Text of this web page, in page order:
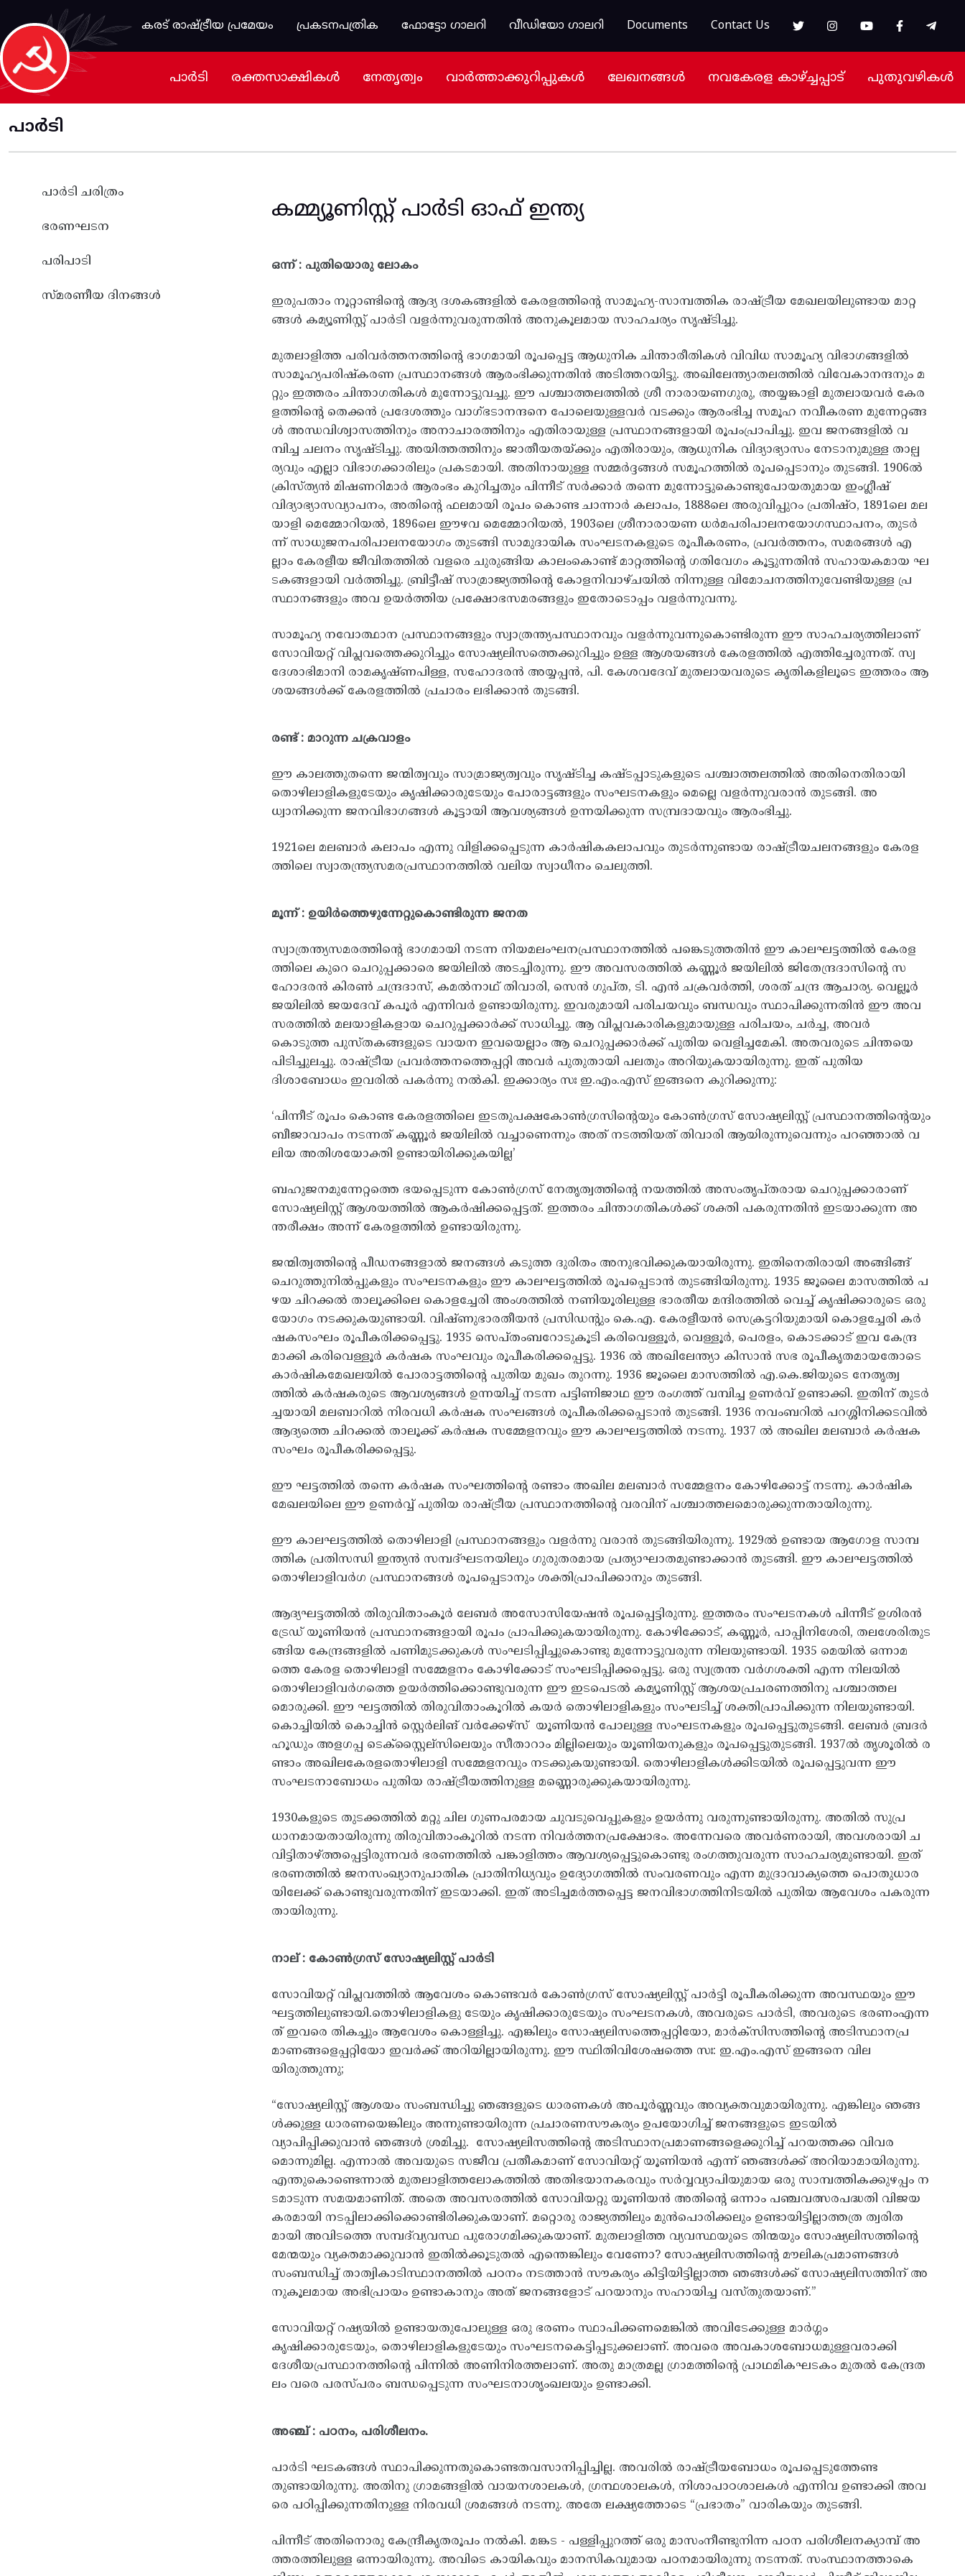
Skip to main content
കരട് രാഷ്ട്രീയ പ്രമേയം
പ്രകടനപത്രിക ഫോട്ടോ ഗാലറി വീഡിയോ ഗാലറി Documents Contact Us
പാർടി രക്തസാക്ഷികൾ നേതൃത്വം വാർത്താക്കുറിപ്പുകൾ ലേഖനങ്ങൾ നവകേരള കാഴ്ച്ചപ്പാട് പുതുവഴികൾ
പാർടി
പാർടി ചരിത്രം
ഭരണഘടന
പരിപാടി
സ്മരണീയ ദിനങ്ങൾ
കമ്മ്യൂണിസ്റ്റ് പാർടി ഓഫ് ഇന്ത്യ
ഒന്ന് : പുതിയൊരു ലോകം
ഇരുപതാം നൂറ്റാണ്ടിന്റെ ആദ്യ ദശകങ്ങളിൽ കേരളത്തിന്റെ സാമൂഹ്യ-സാമ്പത്തിക രാഷ്ട്രീയ മേഖലയിലുണ്ടായ മാറ്റ
ങ്ങൾ കമ്യൂണിസ്റ്റ് പാർടി വളർന്നുവരുന്നതിൻ അനുകൂലമായ സാഹചര്യം സൃഷ്ടിച്ചു.
മുതലാളിത്ത പരിവർത്തനത്തിന്റെ ഭാഗമായി രൂപപ്പെട്ട ആധുനിക ചിന്താരീതികൾ വിവിധ സാമൂഹ്യ വിഭാഗങ്ങളിൽ
സാമൂഹ്യപരിഷ്കരണ പ്രസ്ഥാനങ്ങൾ ആരംഭിക്കുന്നതിൻ അടിത്തറയിട്ടു. അഖിലേന്ത്യാതലത്തിൽ വിവേകാനന്ദനും മ
റ്റും ഇത്തരം ചിന്താഗതികൾ മുന്നോട്ടുവച്ചു. ഈ പശ്ചാത്തലത്തിൽ ശ്രീ നാരായണഗുരു, അയ്യങ്കാളി മുതലായവർ കേര
ളത്തിന്റെ തെക്കൻ പ്രദേശത്തും വാഗ്ഭടാനന്ദനെ പോലെയുള്ളവർ വടക്കും ആരംഭിച്ച സമൂഹ നവീകരണ മുന്നേറ്റങ്ങ
ൾ അന്ധവിശ്വാസത്തിനും അനാചാരത്തിനും എതിരായുള്ള പ്രസ്ഥാനങ്ങളായി രൂപംപ്രാപിച്ചു. ഇവ ജനങ്ങളിൽ വ
മ്പിച്ച ചലനം സൃഷ്ടിച്ചു. അയിത്തത്തിനും ജാതീയതയ്ക്കും എതിരായും, ആധുനിക വിദ്യാഭ്യാസം നേടാനുമുള്ള താല്പ
ര്യവും എല്ലാ വിഭാഗക്കാരിലും പ്രകടമായി. അതിനായുള്ള സമ്മർദ്ദങ്ങൾ സമൂഹത്തിൽ രൂപപ്പെടാനും തുടങ്ങി. 1906ൽ
ക്രിസ്ത്യൻ മിഷണറിമാർ ആരംഭം കുറിച്ചതും പിന്നീട് സർക്കാർ തന്നെ മുന്നോട്ടുകൊണ്ടുപോയതുമായ ഇംഗ്ലീഷ്
വിദ്യാഭ്യാസവ്യാപനം, അതിന്റെ ഫലമായി രൂപം കൊണ്ട ചാന്നാർ കലാപം, 1888ലെ അരുവിപ്പുറം പ്രതിഷ്ഠ, 1891ലെ മല
യാളി മെമ്മോറിയൽ, 1896ലെ ഈഴവ മെമ്മോറിയൽ, 1903ലെ ശ്രീനാരായണ ധർമപരിപാലനയോഗസ്ഥാപനം, തുടർ
ന്ന് സാധുജനപരിപാലനയോഗം തുടങ്ങി സാമുദായിക സംഘടനകളുടെ രൂപീകരണം, പ്രവർത്തനം, സമരങ്ങൾ എ
ല്ലാം കേരളീയ ജീവിതത്തിൽ വളരെ ചുരുങ്ങിയ കാലംകൊണ്ട് മാറ്റത്തിന്റെ ഗതിവേഗം കൂട്ടുന്നതിൻ സഹായകമായ ഘ
ടകങ്ങളായി വർത്തിച്ചു. ബ്രിട്ടീഷ് സാമ്രാജ്യത്തിന്റെ കോളനിവാഴ്ചയിൽ നിന്നുള്ള വിമോചനത്തിനുവേണ്ടിയുള്ള പ്ര
സ്ഥാനങ്ങളും അവ ഉയർത്തിയ പ്രക്ഷോഭസമരങ്ങളും ഇതോടൊപ്പം വളർന്നുവന്നു.
സാമൂഹ്യ നവോത്ഥാന പ്രസ്ഥാനങ്ങളും സ്വാത്രന്ത്യപസ്ഥാനവും വളർന്നുവന്നുകൊണ്ടിരുന്ന ഈ സാഹചര്യത്തിലാണ്
സോവിയറ്റ് വിപ്ലവത്തെക്കുറിച്ചും സോഷ്യലിസത്തെക്കുറിച്ചും ഉള്ള ആശയങ്ങൾ കേരളത്തിൽ എത്തിച്ചേരുന്നത്. സ്വ
ദേശാഭിമാനി രാമകൃഷ്ണപിള്ള, സഹോദരൻ അയ്യപ്പൻ, പി. കേശവദേവ് മുതലായവരുടെ കൃതികളിലൂടെ ഇത്തരം ആ
ശയങ്ങൾക്ക് കേരളത്തിൽ പ്രചാരം ലഭിക്കാൻ തുടങ്ങി.
രണ്ട് : മാറുന്ന ചക്രവാളം
ഈ കാലത്തുതന്നെ ജന്മിത്വവും സാമ്രാജ്യത്വവും സൃഷ്ടിച്ച കഷ്ടപ്പാടുകളുടെ പശ്ചാത്തലത്തിൽ അതിനെതിരായി
തൊഴിലാളികളുടേയും കൃഷിക്കാരുടേയും പോരാട്ടങ്ങളും സംഘടനകളും മെല്ലെ വളർന്നുവരാൻ തുടങ്ങി. അ
ധ്വാനിക്കുന്ന ജനവിഭാഗങ്ങൾ കൂട്ടായി ആവശ്യങ്ങൾ ഉന്നയിക്കുന്ന സമ്പ്രദായവും ആരംഭിച്ചു.
1921ലെ മലബാർ കലാപം എന്നു വിളിക്കപ്പെടുന്ന കാർഷികകലാപവും തുടർന്നുണ്ടായ രാഷ്ട്രീയചലനങ്ങളും കേരള
ത്തിലെ സ്വാതന്ത്ര്യസമരപ്രസ്ഥാനത്തിൽ വലിയ സ്വാധീനം ചെലുത്തി.
മൂന്ന് : ഉയിർത്തെഴുന്നേറ്റുകൊണ്ടിരുന്ന ജനത
സ്വാത്രന്ത്യസമരത്തിന്റെ ഭാഗമായി നടന്ന നിയമലംഘനപ്രസ്ഥാനത്തിൽ പങ്കെടുത്തതിൻ ഈ കാലഘട്ടത്തിൽ കേരള
ത്തിലെ കുറെ ചെറുപ്പക്കാരെ ജയിലിൽ അടച്ചിരുന്നു. ഈ അവസരത്തിൽ കണ്ണൂർ ജയിലിൽ ജിതേന്ദ്രദാസിന്റെ സ
ഹോദരൻ കിരൺ ചന്ദ്രദാസ്, കമൽനാഥ് തിവാരി, സെൻ ഗുപ്ത, ടി. എൻ ചക്രവർത്തി, ശരത് ചന്ദ്ര ആചാര്യ. വെല്ലൂർ
ജയിലിൽ ജയദേവ് കപൂർ എന്നിവർ ഉണ്ടായിരുന്നു. ഇവരുമായി പരിചയവും ബന്ധവും സ്ഥാപിക്കുന്നതിൻ ഈ അവ
സരത്തിൽ മലയാളികളായ ചെറുപ്പക്കാർക്ക് സാധിച്ചു. ആ വിപ്ലവകാരികളുമായുള്ള പരിചയം, ചർച്ച, അവർ
കൊടുത്ത പുസ്തകങ്ങളുടെ വായന ഇവയെല്ലാം ആ ചെറുപ്പക്കാർക്ക് പുതിയ വെളിച്ചമേകി. അതവരുടെ ചിന്തയെ
പിടിച്ചുലച്ചു. രാഷ്ട്രീയ പ്രവർത്തനത്തെപ്പറ്റി അവർ പുതുതായി പലതും അറിയുകയായിരുന്നു. ഇത് പുതിയ
ദിശാബോധം ഇവരിൽ പകർന്നു നൽകി. ഇക്കാര്യം സഃ ഇ.എം.എസ് ഇങ്ങനെ കുറിക്കുന്നു:
‘പിന്നീട് രൂപം കൊണ്ട കേരളത്തിലെ ഇടതുപക്ഷകോൺഗ്രസിന്റെയും കോൺഗ്രസ് സോഷ്യലിസ്റ്റ് പ്രസ്ഥാനത്തിന്റെയും
ബീജാവാപം നടന്നത് കണ്ണൂർ ജയിലിൽ വച്ചാണെന്നും അത് നടത്തിയത് തിവാരി ആയിരുന്നുവെന്നും പറഞ്ഞാൽ വ
ലിയ അതിശയോക്തി ഉണ്ടായിരിക്കുകയില്ല’
ബഹുജനമുന്നേറ്റത്തെ ഭയപ്പെടുന്ന കോൺഗ്രസ് നേതൃത്വത്തിന്റെ നയത്തിൽ അസംതൃപ്തരായ ചെറുപ്പക്കാരാണ്
സോഷ്യലിസ്റ്റ് ആശയത്തിൽ ആകർഷിക്കപ്പെട്ടത്. ഇത്തരം ചിന്താഗതികൾക്ക് ശക്തി പകരുന്നതിൻ ഇടയാക്കുന്ന അ
ന്തരീക്ഷം അന്ന് കേരളത്തിൽ ഉണ്ടായിരുന്നു.
ജന്മിത്വത്തിന്റെ പീഡനങ്ങളാൽ ജനങ്ങൾ കടുത്ത ദുരിതം അനുഭവിക്കുകയായിരുന്നു. ഇതിനെതിരായി അങ്ങിങ്ങ്
ചെറുത്തുനിൽപ്പുകളും സംഘടനകളും ഈ കാലഘട്ടത്തിൽ രൂപപ്പെടാൻ തുടങ്ങിയിരുന്നു. 1935 ജൂലൈ മാസത്തിൽ പ
ഴയ ചിറക്കൽ താലൂക്കിലെ കൊളച്ചേരി അംശത്തിൽ നണിയൂരിലുള്ള ഭാരതീയ മന്ദിരത്തിൽ വെച്ച് കൃഷിക്കാരുടെ ഒരു
യോഗം നടക്കുകയുണ്ടായി. വിഷ്ണുഭാരതീയൻ പ്രസിഡന്റും കെ.എ. കേരളീയൻ സെക്രട്ടറിയുമായി കൊളച്ചേരി കർ
ഷകസംഘം രൂപീകരിക്കപ്പെട്ടു. 1935 സെപ്തംബറോടുകൂടി കരിവെള്ളൂർ, വെള്ളൂർ, പെരളം, കൊടക്കാട് ഇവ കേന്ദ്ര
മാക്കി കരിവെള്ളൂർ കർഷക സംഘവും രൂപീകരിക്കപ്പെട്ടു. 1936 ൽ അഖിലേന്ത്യാ കിസാൻ സഭ രൂപീകൃതമായതോടെ
കാർഷികമേഖലയിൽ പോരാട്ടത്തിന്റെ പുതിയ മുഖം തുറന്നു. 1936 ജൂലൈ മാസത്തിൽ എ.കെ.ജിയുടെ നേതൃത്വ
ത്തിൽ കർഷകരുടെ ആവശ്യങ്ങൾ ഉന്നയിച്ച് നടന്ന പട്ടിണിജാഥ ഈ രംഗത്ത് വമ്പിച്ച ഉണർവ് ഉണ്ടാക്കി. ഇതിന് തുടർ
ച്ചയായി മലബാറിൽ നിരവധി കർഷക സംഘങ്ങൾ രൂപീകരിക്കപ്പെടാൻ തുടങ്ങി. 1936 നവംബറിൽ പറശ്ശിനിക്കടവിൽ
ആദ്യത്തെ ചിറക്കൽ താലൂക്ക് കർഷക സമ്മേളനവും ഈ കാലഘട്ടത്തിൽ നടന്നു. 1937 ൽ അഖില മലബാർ കർഷക
സംഘം രൂപീകരിക്കപ്പെട്ടു.
ഈ ഘട്ടത്തിൽ തന്നെ കർഷക സംഘത്തിന്റെ രണ്ടാം അഖില മലബാർ സമ്മേളനം കോഴിക്കോട്ട് നടന്നു. കാർഷിക
മേഖലയിലെ ഈ ഉണർവ്വ് പുതിയ രാഷ്ട്രീയ പ്രസ്ഥാനത്തിന്റെ വരവിന് പശ്ചാത്തലമൊരുക്കുന്നതായിരുന്നു.
ഈ കാലഘട്ടത്തിൽ തൊഴിലാളി പ്രസ്ഥാനങ്ങളും വളർന്നു വരാൻ തുടങ്ങിയിരുന്നു. 1929ൽ ഉണ്ടായ ആഗോള സാമ്പ
ത്തിക പ്രതിസന്ധി ഇന്ത്യൻ സമ്പദ്ഘടനയിലും ഗുരുതരമായ പ്രത്യാഘാതമുണ്ടാക്കാൻ തുടങ്ങി. ഈ കാലഘട്ടത്തിൽ
തൊഴിലാളിവർഗ പ്രസ്ഥാനങ്ങൾ രൂപപ്പെടാനും ശക്തിപ്രാപിക്കാനും തുടങ്ങി.
ആദ്യഘട്ടത്തിൽ തിരുവിതാംകൂർ ലേബർ അസോസിയേഷൻ രൂപപ്പെട്ടിരുന്നു. ഇത്തരം സംഘടനകൾ പിന്നീട് ഉശിരൻ
ട്രേഡ് യൂണിയൻ പ്രസ്ഥാനങ്ങളായി രൂപം പ്രാപിക്കുകയായിരുന്നു. കോഴിക്കോട്, കണ്ണൂർ, പാപ്പിനിശേരി, തലശേരിതുട
ങ്ങിയ കേന്ദ്രങ്ങളിൽ പണിമുടക്കുകൾ സംഘടിപ്പിച്ചുകൊണ്ടു മുന്നോട്ടുവരുന്ന നിലയുണ്ടായി. 1935 മെയിൽ ഒന്നാമ
ത്തെ കേരള തൊഴിലാളി സമ്മേളനം കോഴിക്കോട് സംഘടിപ്പിക്കപ്പെട്ടു. ഒരു സ്വത്രന്ത വർഗശക്തി എന്ന നിലയിൽ
തൊഴിലാളിവർഗത്തെ ഉയർത്തിക്കൊണ്ടുവരുന്ന ഈ ഇടപെടൽ കമ്യൂണിസ്റ്റ് ആശയപ്രചരണത്തിനു പശ്ചാത്തല
മൊരുക്കി. ഈ ഘട്ടത്തിൽ തിരുവിതാംകൂറിൽ കയർ തൊഴിലാളികളും സംഘടിച്ച് ശക്തിപ്രാപിക്കുന്ന നിലയുണ്ടായി.
കൊച്ചിയിൽ കൊച്ചിൻ സ്റ്റെർലിങ് വർക്കേഴ്സ് യൂണിയൻ പോലുള്ള സംഘടനകളും രൂപപ്പെട്ടുതുടങ്ങി. ലേബർ ബ്രദർ
ഹൂഡും അളഗപ്പ ടെക്സ്റ്റൈല്സിലെയും സീതാറാം മില്ലിലെയും യൂണിയനുകളും രൂപപ്പെട്ടുതുടങ്ങി. 1937ൽ തൃശൂരിൽ ര
ണ്ടാം അഖിലകേരളതൊഴിലാളി സമ്മേളനവും നടക്കുകയുണ്ടായി. തൊഴിലാളികൾക്കിടയിൽ രൂപപ്പെട്ടുവന്ന ഈ
സംഘടനാബോധം പുതിയ രാഷ്ട്രീയത്തിനുള്ള മണ്ണൊരുക്കുകയായിരുന്നു.
1930കളുടെ തുടക്കത്തിൽ മറ്റു ചില ഗുണപരമായ ചുവടുവെപ്പുകളും ഉയർന്നു വരുന്നുണ്ടായിരുന്നു. അതിൽ സുപ്ര
ധാനമായതായിരുന്നു തിരുവിതാംകൂറിൽ നടന്ന നിവർത്തനപ്രക്ഷോഭം. അന്നേവരെ അവർണരായി, അവശരായി ച
വിട്ടിതാഴ്ത്തപ്പെട്ടിരുന്നവർ ഭരണത്തിൽ പങ്കാളിത്തം ആവശ്യപ്പെട്ടുകൊണ്ടു രംഗത്തുവരുന്ന സാഹചര്യമുണ്ടായി. ഇത്
ഭരണത്തിൽ ജനസംഖ്യാനുപാതിക പ്രാതിനിധ്യവും ഉദ്യോഗത്തിൽ സംവരണവും എന്ന മുദ്രാവാക്യത്തെ പൊതുധാര
യിലേക്ക് കൊണ്ടുവരുന്നതിന് ഇടയാക്കി. ഇത് അടിച്ചമർത്തപ്പെട്ട ജനവിഭാഗത്തിനിടയിൽ പുതിയ ആവേശം പകരുന്ന
തായിരുന്നു.
നാല് : കോൺഗ്രസ് സോഷ്യലിസ്റ്റ് പാർടി
സോവിയറ്റ് വിപ്ലവത്തിൽ ആവേശം കൊണ്ടവർ കോൺഗ്രസ് സോഷ്യലിസ്റ്റ് പാർട്ടി രൂപീകരിക്കുന്ന അവസ്ഥയും ഈ
ഘട്ടത്തിലുണ്ടായി.തൊഴിലാളികളു ടേയും കൃഷിക്കാരുടേയും സംഘടനകൾ, അവരുടെ പാർടി, അവരുടെ ഭരണംഎന്ന
ത് ഇവരെ തികച്ചും ആവേശം കൊള്ളിച്ചു. എങ്കിലും സോഷ്യലിസത്തെപ്പറ്റിയോ, മാർക്സിസത്തിന്റെ അടിസ്ഥാനപ്ര
മാണങ്ങളെപ്പറ്റിയോ ഇവർക്ക് അറിയില്ലായിരുന്നു. ഈ സ്ഥിതിവിശേഷത്തെ സഃ: ഇ.എം.എസ് ഇങ്ങനെ വില
യിരുത്തുന്നു;
“സോഷ്യലിസ്റ്റ് ആശയം സംബന്ധിച്ചു ഞങ്ങളുടെ ധാരണകൾ അപൂർണ്ണവും അവ്യക്തവുമായിരുന്നു. എങ്കിലും ഞങ്ങ
ൾക്കുള്ള ധാരണയെങ്കിലും അന്നുണ്ടായിരുന്ന പ്രചാരണസൗകര്യം ഉപയോഗിച്ച് ജനങ്ങളുടെ ഇടയിൽ
വ്യാപിപ്പിക്കുവാൻ ഞങ്ങൾ ശ്രമിച്ചു. സോഷ്യലിസത്തിന്റെ അടിസ്ഥാനപ്രമാണങ്ങളെക്കുറിച്ച് പറയത്തക്ക വിവര
മൊന്നുമില്ല. എന്നാൽ അവയുടെ സജീവ പ്രതീകമാണ് സോവിയറ്റ് യൂണിയൻ എന്ന് ഞങ്ങൾക്ക് അറിയാമായിരുന്നു.
എന്തുകൊണ്ടെന്നാൽ മുതലാളിത്തലോകത്തിൽ അതിഭയാനകരവും സർവ്വവ്യാപിയുമായ ഒരു സാമ്പത്തികക്കുഴപ്പം ന
ടമാടുന്ന സമയമാണിത്. അതെ അവസരത്തിൽ സോവിയറ്റു യൂണിയൻ അതിന്റെ ഒന്നാം പഞ്ചവത്സരപദ്ധതി വിജയ
കരമായി നടപ്പിലാക്കിക്കൊണ്ടിരിക്കുകയാണ്. മറ്റൊരു രാജ്യത്തിലും മുൻപൊരിക്കലും ഉണ്ടായിട്ടില്ലാത്തത്ര ത്വരിത
മായി അവിടത്തെ സമ്പദ്‌വ്യവസ്ഥ പുരോഗമിക്കുകയാണ്. മുതലാളിത്ത വ്യവസ്ഥയുടെ തിന്മയും സോഷ്യലിസത്തിന്റെ
മേന്മയും വ്യക്തമാക്കുവാൻ ഇതിൽക്കൂടുതൽ എന്തെങ്കിലും വേണോ? സോഷ്യലിസത്തിന്റെ മൗലികപ്രമാണങ്ങൾ
സംബന്ധിച്ച് താത്വികാടിസ്ഥാനത്തിൽ പഠനം നടത്താൻ സൗകര്യം കിട്ടിയിട്ടില്ലാത്ത ഞങ്ങൾക്ക് സോഷ്യലിസത്തിന് അ
നുകൂലമായ അഭിപ്രായം ഉണ്ടാകാനും അത് ജനങ്ങളോട് പറയാനും സഹായിച്ച വസ്തുതയാണ്.”
സോവിയറ്റ് റഷ്യയിൽ ഉണ്ടായതുപോലുള്ള ഒരു ഭരണം സ്ഥാപിക്കണമെങ്കിൽ അവിടേക്കുള്ള മാർഗ്ഗം
കൃഷിക്കാരുടേയും, തൊഴിലാളികളുടേയും സംഘടനകെട്ടിപ്പടുക്കലാണ്. അവരെ അവകാശബോധമുള്ളവരാക്കി
ദേശീയപ്രസ്ഥാനത്തിന്റെ പിന്നിൽ അണിനിരത്തലാണ്. അതു മാത്രമല്ല ഗ്രാമത്തിന്റെ പ്രാഥമികഘടകം മുതൽ കേന്ദ്രത
ലം വരെ പരസ്പരം ബന്ധപ്പെടുന്ന സംഘടനാശൃംഖലയും ഉണ്ടാക്കി.
അഞ്ച് : പഠനം, പരിശീലനം.
പാർടി ഘടകങ്ങൾ സ്ഥാപിക്കുന്നതുകൊണ്ടതവസാനിപ്പിച്ചില്ല. അവരിൽ രാഷ്ട്രീയബോധം രൂപപ്പെടുത്തേണ്ട
തുണ്ടായിരുന്നു. അതിനു ഗ്രാമങ്ങളിൽ വായനശാലകൾ, ഗ്രന്ഥശാലകൾ, നിശാപാഠശാലകൾ എന്നിവ ഉണ്ടാക്കി അവ
രെ പഠിപ്പിക്കുന്നതിനുള്ള നിരവധി ശ്രമങ്ങൾ നടന്നു. അതേ ലക്ഷ്യത്തോടെ “പ്രഭാതം” വാരികയും തുടങ്ങി.
പിന്നീട് അതിനൊരു കേന്ദ്രീകൃതരൂപം നൽകി. മങ്കട - പള്ളിപ്പുറത്ത് ഒരു മാസംനീണ്ടുനിന്ന പഠന പരിശീലനക്യാമ്പ് അ
ത്തരത്തിലുള്ള ഒന്നായിരുന്നു. അവിടെ കായികവും മാനസികവുമായ പഠനമായിരുന്നു നടന്നത്. സംസ്ഥാനത്താകെ